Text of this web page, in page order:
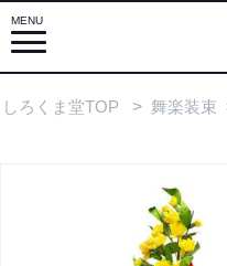
しろくま堂TOP > 舞楽装束